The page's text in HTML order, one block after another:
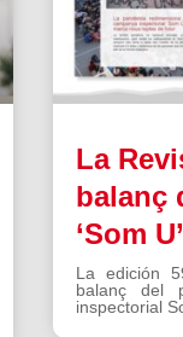
La
balanç
‘Som U’
La edición
balanç del
inspectorial